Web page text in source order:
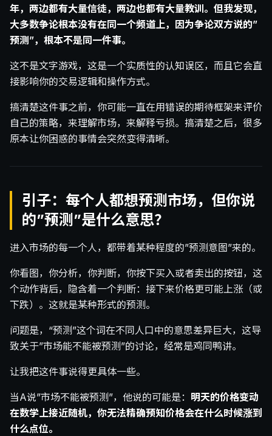
年，两边都有大量信徒，两边也都有大量教训。但我发现，
大多数争论根本没有在同一个频道上，因为争论双方说的”
预测”，根本不是同一件事。
这不是文字游戏，这是一个实质性的认知误区，而且它会直
接影响你的交易逻辑和操作方式。
搞清楚这件事之前，你可能一直在用错误的期待框架来评价
自己的策略，来理解市场，来解释亏损。搞清楚之后，很多
原本让你困惑的事情会突然变得清晰。
引子：每个人都想预测市场，但你说
的”预测”是什么意思？
进入市场的每一个人，都带着某种程度的”预测意图”来的。
你看图，你分析，你判断，你按下买入或者卖出的按钮，这
个动作背后，隐含着一个判断：接下来价格更可能上涨（或
下跌）。这就是某种形式的预测。
问题是，“预测”这个词在不同人口中的意思差异巨大，这导
致关于”市场能不能被预测”的讨论，经常是鸡同鸭讲。
让我把这件事说得更具体一些。
当A说”市场不能被预测”，他说的可能是： 明天的价格变动
在数学上接近随机，你无法精确预知价格会在什么时候涨到
什么点位。